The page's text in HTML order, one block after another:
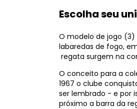
Escolha seu
O modelo de jogo
labaredas de fogo,
regata surgem na
O conceito para a
1967 o clube
ser lembrado - e por
próximo a barra da